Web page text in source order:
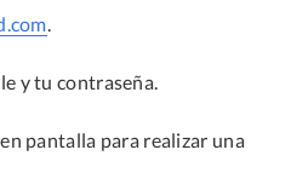
y tu contraseña.
pantalla para realizar una